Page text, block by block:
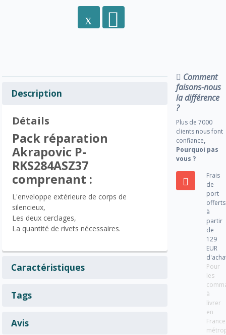
Description
Détails
Pack réparation
Akrapovic P-
RKS284ASZ37
comprenant :
L'enveloppe extérieure de corps de
silencieux,
Les deux cerclages,
La quantité de rivets nécessaires.
Caractéristiques
Tags
Avis
Comment
faisons-nous
la différence
?
Plus de 7000
clients nous font
confiance,
Pourquoi pas
vous ?
Frais
de
port
offerts
à
partir
de
129
EUR
Pour
les
à
livrer
en
France